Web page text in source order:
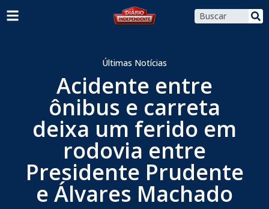
Últimas Notícias
Acidente entre
ônibus e carreta
deixa um ferido em
rodovia entre
Presidente Prudente
e Álvares Machado